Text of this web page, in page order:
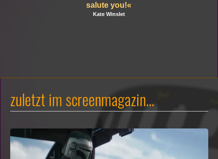
salute you!«
Kate Winslet
zuletzt im screenmagazin…